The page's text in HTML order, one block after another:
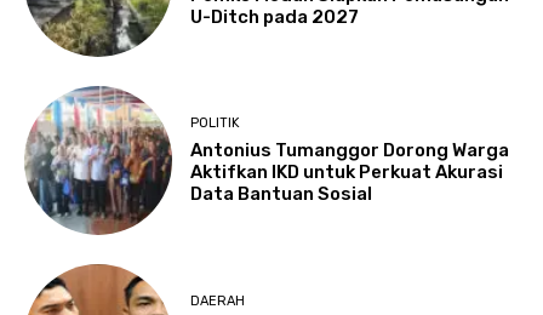
U-Ditch pada 2027
POLITIK
Antonius Tumanggor Dorong Warga
Aktifkan IKD untuk Perkuat Akurasi
Data Bantuan Sosial
DAERAH